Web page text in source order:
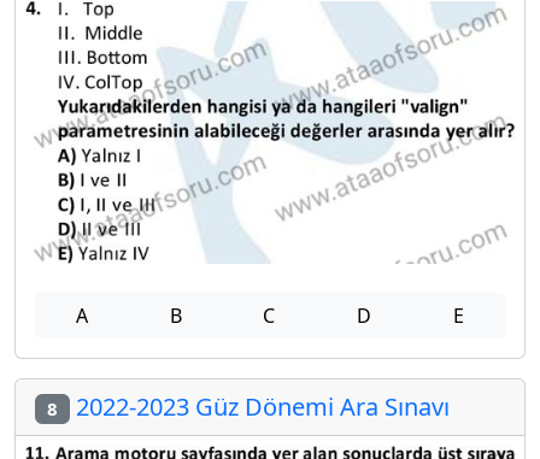
A B C D E
8 2022-2023 Güz Dönemi Ara Sınavı